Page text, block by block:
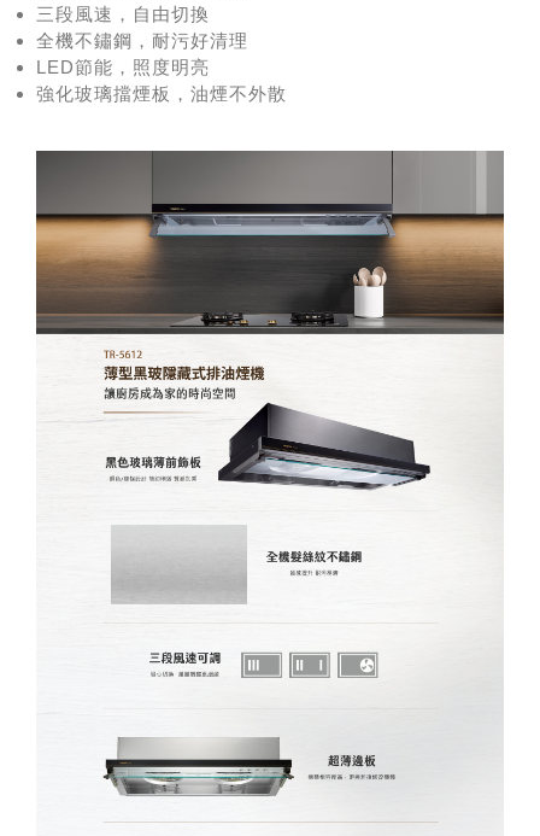
三段風速，自由切換
全機不鏽鋼，耐污好清理
LED節能，照度明亮
強化玻璃擋煙板，油煙不外散